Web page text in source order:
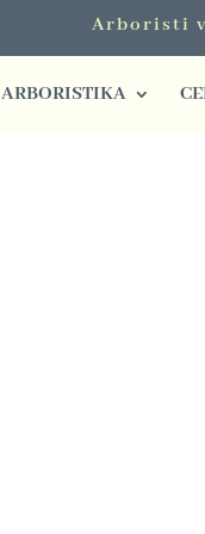
Arboristi
ARBORISTIKA